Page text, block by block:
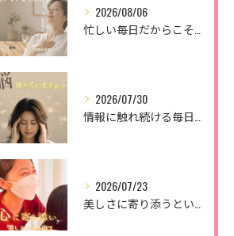
2026/08/06
2026/07/30
2026/07/23